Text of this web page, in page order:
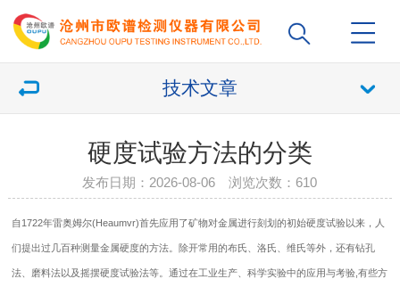
技术文章
硬度试验方法的分类
发布日期：2026-08-06 浏览次数： 610
自1722年雷奥姆尔(Heaumvr)首先应用了矿物对金属进行刻划的初始硬度试验以来，人
们提出过几百种测量金属硬度的方法。除开常用的布氏、洛氏、维氏等外，还有钻孔
法、磨料法以及摇摆硬度试验法等。通过在工业生产、科学实验中的应用与考验,有些方